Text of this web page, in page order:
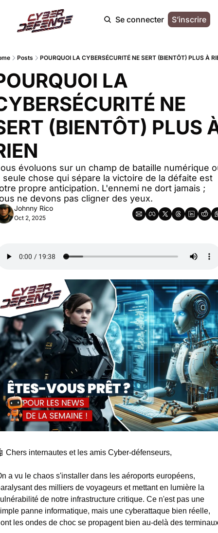
Se connecter S’inscrire
Posts POURQUOI LA CYBERSÉCURITÉ NE SERT (BIENTÔT) PLUS À
LA
NE
(BIENTÔT) PLUS
évoluons sur un champ de bataille numérique
seule chose qui sépare la victoire de la défaite est
propre anticipation. L'ennemi ne dort jamais ;
ne devons pas cligner des yeux.
Johnny Rico
Oct 2, 2025
​ Chers internautes et les amis Cyber-défenseurs,
a vu le chaos s'installer dans les aéroports européens,
des milliers de voyageurs et mettant en lumière la
de notre infrastructure critique. Ce n'est pas une
panne informatique, mais une cyberattaque bien réelle,
les ondes de choc se propagent bien au-delà des